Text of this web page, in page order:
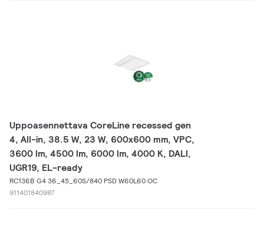
Uppoasennettava CoreLine recessed gen
4, All-in, 38.5 W, 23 W, 600x600 mm, VPC,
3600 lm, 4500 lm, 6000 lm, 4000 K, DALI,
UGR19, EL-ready
RC136B G4 36_45_60S/840 PSD W60L60 OC
911401840987